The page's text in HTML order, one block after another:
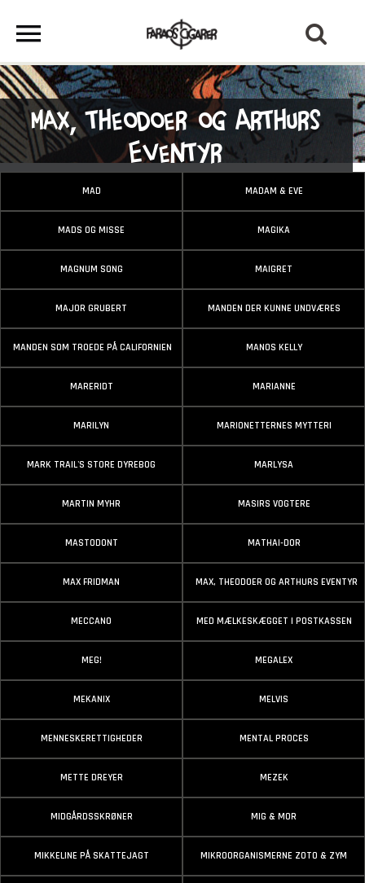
Max, Theodoer og Arthurs
Eventyr
MAD MADAM & EVE
MADS OG MISSE MAGIKA
MAGNUM SONG MAIGRET
MAJOR GRUBERT MANDEN DER KUNNE UNDVÆRES
MANDEN SOM TROEDE PÅ CALIFORNIEN MANOS KELLY
MARERIDT MARIANNE
MARILYN MARIONETTERNES MYTTERI
MARK TRAIL'S STORE DYREBOG MARLYSA
MARTIN MYHR MASIRS VOGTERE
MASTODONT MATHAI-DOR
MAX FRIDMAN MAX, THEODOER OG ARTHURS EVENTYR
MECCANO MED MÆLKESKÆGGET I POSTKASSEN
MEG! MEGALEX
MEKANIX MELVIS
MENNESKERETTIGHEDER MENTAL PROCES
METTE DREYER MEZEK
MIDGÅRDSSKRØNER MIG & MOR
MIKKELINE PÅ SKATTEJAGT MIKROORGANISMERNE ZOTO & ZYM